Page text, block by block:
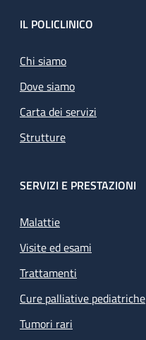
Footer
IL POLICLINICO
Chi siamo
Dove siamo
Carta dei servizi
Strutture
SERVIZI E PRESTAZIONI
Malattie
Visite ed esami
Trattamenti
Cure palliative pediatriche
Tumori rari